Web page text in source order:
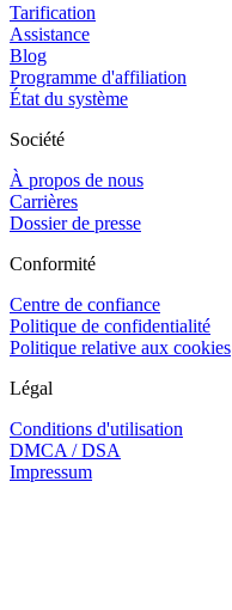
Tarification
Assistance
Blog
Programme d'affiliation
État du système
Société
À propos de nous
Carrières
Dossier de presse
Conformité
Centre de confiance
Politique de confidentialité
Politique relative aux cookies
Légal
Conditions d'utilisation
DMCA / DSA
Impressum